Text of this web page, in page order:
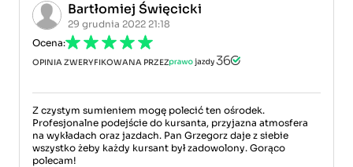
Bartłomiej Święcicki
29 grudnia 2022 21:18
Ocena:
OPINIA ZWERYFIKOWANA PRZEZ
Z czystym sumieniem mogę polecić ten ośrodek.
Profesjonalne podejście do kursanta, przyjazna atmosfera
na wykładach oraz jazdach. Pan Grzegorz daje z siebie
wszystko żeby każdy kursant był zadowolony. Gorąco
polecam!